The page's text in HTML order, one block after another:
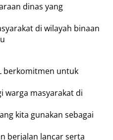
dinas yang
di wilayah binaan
berkomitmen untuk
warga masyarakat di
kita gunakan sebagai
berjalan lancar serta